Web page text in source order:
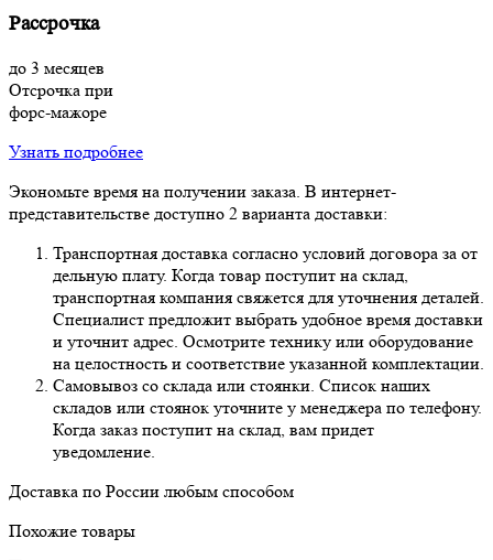
Рассрочка
до 3 месяцев
Отсрочка при
форс-мажоре
Узнать подробнее
Экономьте время на получении заказа. В интернет-
представительстве доступно 2 варианта доставки:
Транспортная доставка согласно условий договора за от
дельную плату. Когда товар поступит на склад,
транспортная компания свяжется для уточнения деталей.
Специалист предложит выбрать удобное время доставки
и уточнит адрес. Осмотрите технику или оборудование
на целостность и соответствие указанной комплектации.
Самовывоз со склада или стоянки. Список наших
складов или стоянок уточните у менеджера по телефону.
Когда заказ поступит на склад, вам придет
уведомление.
Доставка по России любым способом
Похожие товары